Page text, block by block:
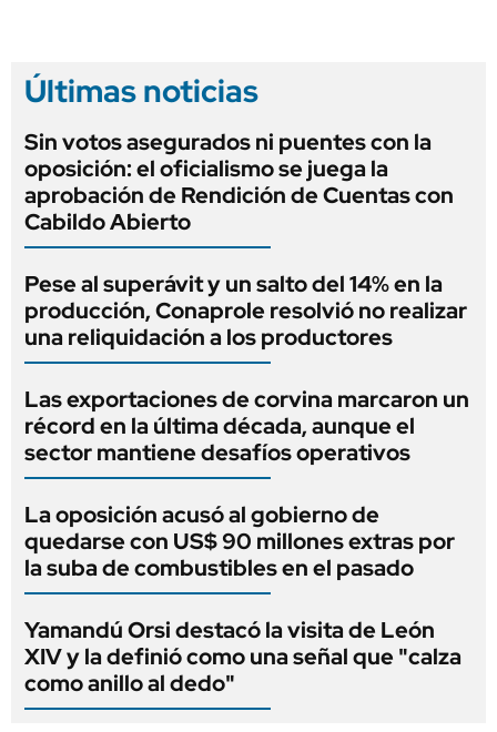
Últimas noticias
Sin votos asegurados ni puentes con la
oposición: el oficialismo se juega la
aprobación de Rendición de Cuentas con
Cabildo Abierto
Pese al superávit y un salto del 14% en la
producción, Conaprole resolvió no realizar
una reliquidación a los productores
Las exportaciones de corvina marcaron un
récord en la última década, aunque el
sector mantiene desafíos operativos
La oposición acusó al gobierno de
quedarse con US$ 90 millones extras por
la suba de combustibles en el pasado
Yamandú Orsi destacó la visita de León
XIV y la definió como una señal que "calza
como anillo al dedo"